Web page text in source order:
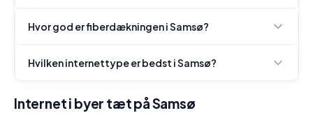
Hvor god er fiberdækningen i Samsø?
Hvilken internettype er bedst i Samsø?
Internet i byer tæt på Samsø